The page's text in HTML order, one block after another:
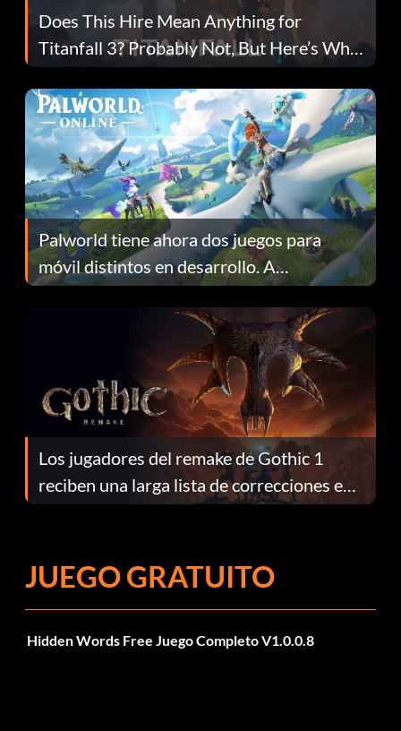
Does This Hire Mean Anything for
Titanfall 3? Probably Not, But Here’s Why
Fans Are Hopeful
Palworld tiene ahora dos juegos para
móvil distintos en desarrollo. A
continuación te explicamos por qué.
Los jugadores del remake de Gothic 1
reciben una larga lista de correcciones en
el parche 1.0.4
JUEGO GRATUITO
Hidden Words Free Juego Completo V1.0.0.8